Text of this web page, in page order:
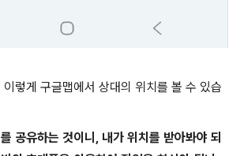
렇게 구글맵에서 상대의 위치를 볼 수 있습
공유하는 것이니, 내가 위치를 받아봐야 되